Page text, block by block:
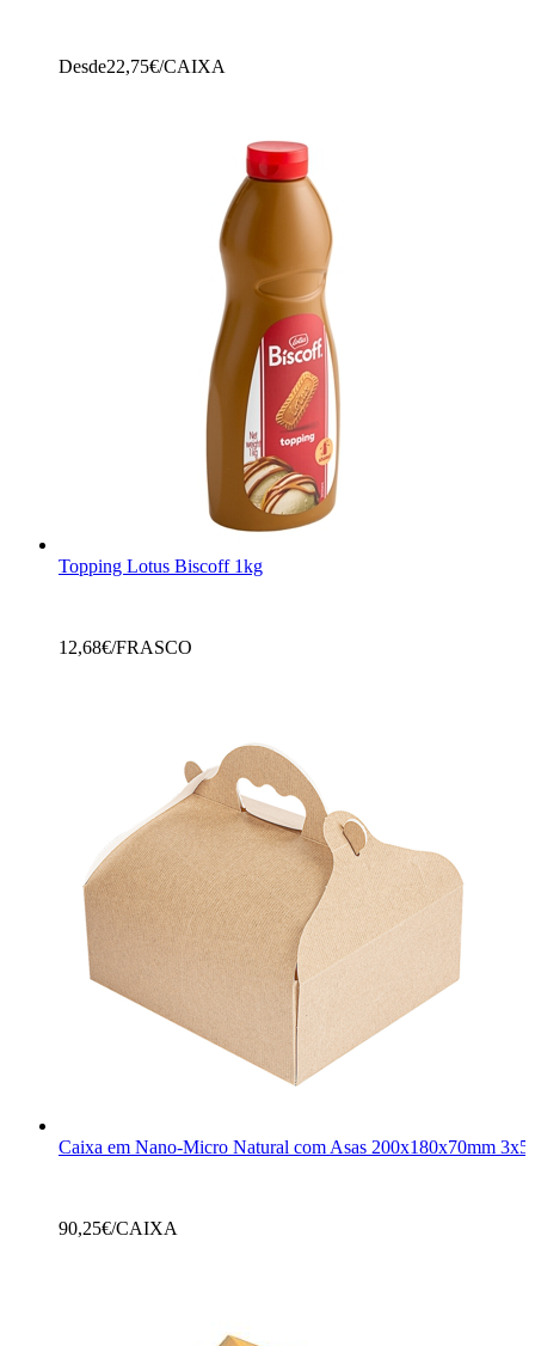
Desde22,75€/CAIXA
Topping Lotus Biscoff 1kg
12,68€/FRASCO
Caixa em Nano-Micro Natural com Asas 200x180x70mm
90,25€/CAIXA